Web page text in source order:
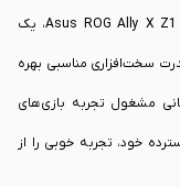
Asus ROG Ally X Z1 Extreme، یک
سخت‌افزاری مناسبی بهره
مشغول تجربه بازی‌های
خود، تجربه خوبی را از